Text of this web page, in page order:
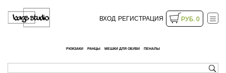
ВХОД РЕГИСТРАЦИЯ РУБ. 0
РЮКЗАКИ РАНЦЫ МЕШКИ ДЛЯ ОБУВИ ПЕНАЛЫ